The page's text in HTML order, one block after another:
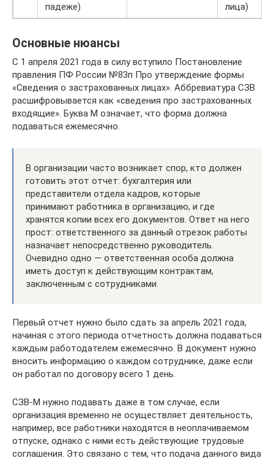
падеже)
лица)
Основные нюансы
С 1 апреля 2021 года в силу вступило Постановление
правления ПФ России №83п Про утверждение формы
«Сведения о застрахованных лицах». Аббревиатура СЗВ
расшифровывается как «сведения про застрахованных
входящие». Буква М означает, что форма должна
подаваться ежемесячно.
В организации часто возникает спор, кто должен
готовить этот отчет: бухгалтерия или
представители отдела кадров, которые
принимают работника в организацию, и где
хранятся копии всех его документов. Ответ на него
прост: ответственного за данный отрезок работы
назначает непосредственно руководитель.
Очевидно одно — ответственная особа должна
иметь доступ к действующим контрактам,
заключенным с сотрудниками.
Первый отчет нужно было сдать за апрель 2021 года,
начиная с этого периода отчетность должна подаваться
каждым работодателем ежемесячно. В документ нужно
вносить информацию о каждом сотруднике, даже если
он работал по договору всего 1 день.
СЗВ-М нужно подавать даже в том случае, если
организация временно не осуществляет деятельность,
например, все работники находятся в неоплачиваемом
отпуске, однако с ними есть действующие трудовые
соглашения. Это связано с тем, что подача данного вида